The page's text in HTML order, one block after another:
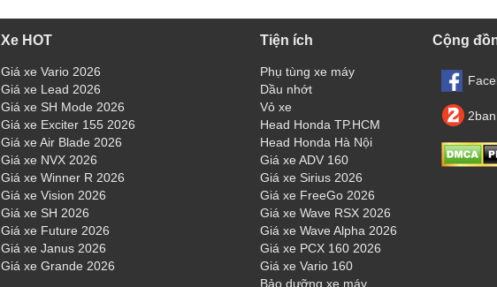
Xe HOT
Giá xe Vario 2026
Giá xe Lead 2026
Giá xe SH Mode 2026
Giá xe Exciter 155 2026
Giá xe Air Blade 2026
Giá xe NVX 2026
Giá xe Winner R 2026
Giá xe Vision 2026
Giá xe SH 2026
Giá xe Future 2026
Giá xe Janus 2026
Giá xe Grande 2026
Tiện ích
Phụ tùng xe máy
Dầu nhớt
Vỏ xe
Head Honda TP.HCM
Head Honda Hà Nội
Giá xe ADV 160
Giá xe Sirius 2026
Giá xe FreeGo 2026
Giá xe Wave RSX 2026
Giá xe Wave Alpha 2026
Giá xe PCX 160 2026
Giá xe Vario 160
Bảo dưỡng xe máy
Cộng